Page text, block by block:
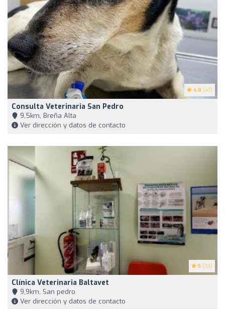
4.8 (47)
Consulta Veterinaria San Pedro
9,5km, Breña Alta
Ver dirección y datos de contacto
5 (33)
Clínica Veterinaria Baltavet
9,9km, San pedro
Ver dirección y datos de contacto